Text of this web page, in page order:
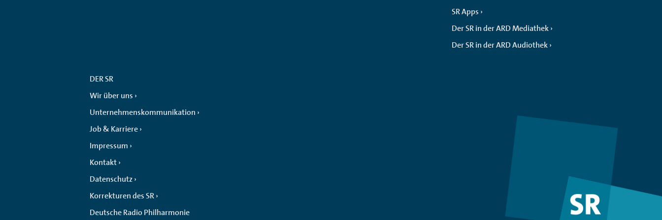
SR Apps
Der SR in der ARD Mediathek
Der SR in der ARD Audiothek
DER SR
Wir über uns
Unternehmenskommunikation
Job & Karriere
Impressum
Kontakt
Datenschutz
Korrekturen des SR
Deutsche Radio Philharmonie